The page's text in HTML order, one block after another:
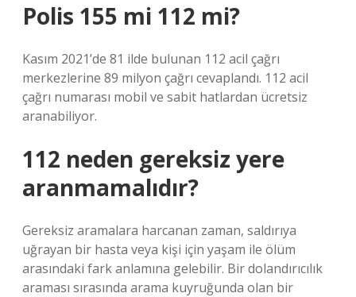
Polis 155 mi 112 mi?
Kasım 2021’de 81 ilde bulunan 112 acil çağrı
merkezlerine 89 milyon çağrı cevaplandı. 112 acil
çağrı numarası mobil ve sabit hatlardan ücretsiz
aranabiliyor.
112 neden gereksiz yere
aranmamalıdır?
Gereksiz aramalara harcanan zaman, saldırıya
uğrayan bir hasta veya kişi için yaşam ile ölüm
arasındaki fark anlamına gelebilir. Bir dolandırıcılık
araması sırasında arama kuyruğunda olan bir